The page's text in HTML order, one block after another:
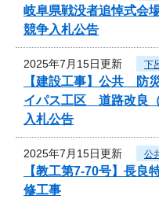
岐阜県戦没者追悼式会
競争入札公告
2025年7月15日更新 下
【建設工事】公共 防
イパス工区 道路改良
入札公告
2025年7月15日更新 公
【教工第7-70号】長良
修工事